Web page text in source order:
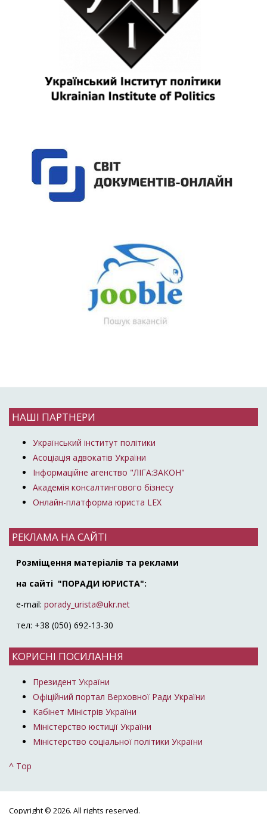
НАШІ ПАРТНЕРИ
Український інститут політики
Асоціація адвокатів України
Інформаційне агенство "ЛІГА:ЗАКОН"
Академія консалтингового бізнесу
Онлайн-платформа юриста LEX
РЕКЛАМА НА САЙТІ
Розміщення матеріалів та реклами
на сайті "ПОРАДИ ЮРИСТА":
e-mail: porady_urista@ukr.net
тел: +38 (050) 692-13-30
КОРИСНІ ПОСИЛАННЯ
Президент України
Офіційний портал Верховної Ради України
Кабінет Міністрів України
Міністерство юстиції України
Міністерство соціальної політики України
^ Top
Copyright © 2026. All rights reserved.